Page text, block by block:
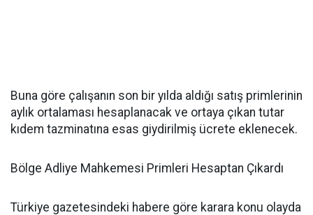
Buna göre çalışanın son bir yılda aldığı satış primlerinin
aylık ortalaması hesaplanacak ve ortaya çıkan tutar
kıdem tazminatına esas giydirilmiş ücrete eklenecek.
Bölge Adliye Mahkemesi Primleri Hesaptan Çıkardı
Türkiye gazetesindeki habere göre karara konu olayda